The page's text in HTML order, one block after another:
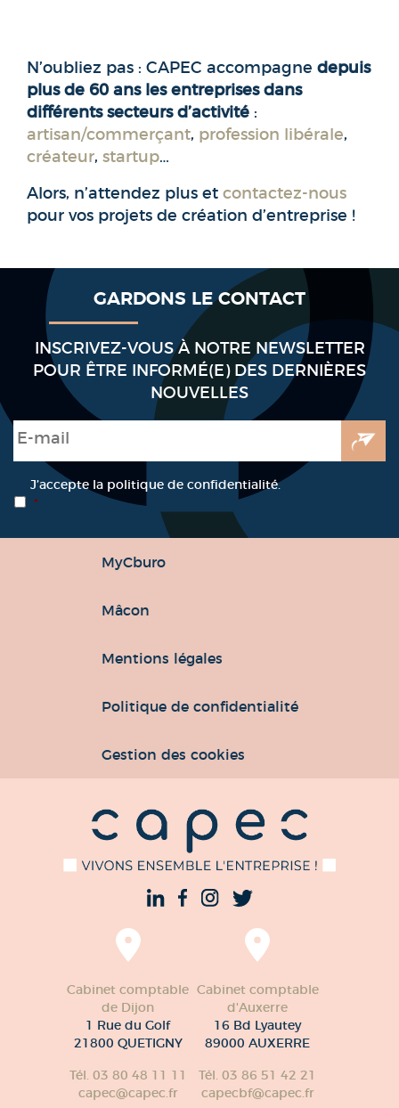
N’oubliez pas : CAPEC accompagne depuis
plus de 60 ans les entreprises dans
différents secteurs d’activité :
artisan/commerçant, profession libérale,
créateur, startup…
Alors, n’attendez plus et contactez-nous
pour vos projets de création d’entreprise !
GARDONS LE CONTACT
INSCRIVEZ-VOUS À NOTRE NEWSLETTER
POUR ÊTRE INFORMÉ(E) DES DERNIÈRES
NOUVELLES
E-mail
RGPD *
J’accepte la politique de confidentialité.
*
MyCburo
Mâcon
Mentions légales
Politique de confidentialité
Gestion des cookies
Cabinet comptable
de Dijon
1 Rue du Golf
21800 QUETIGNY
Tél. 03 80 48 11 11
capec@capec.fr
Cabinet comptable
d'Auxerre
16 Bd Lyautey
89000 AUXERRE
Tél. 03 86 51 42 21
capecbf@capec.fr